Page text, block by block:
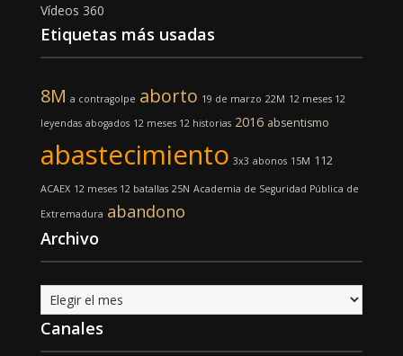
Vídeos 360
Etiquetas más usadas
8M a contragolpe aborto 19 de marzo 22M 12 meses 12
leyendas abogados 12 meses 12 historias 2016 absentismo
abastecimiento 3x3 abonos 15M 112
ACAEX 12 meses 12 batallas 25N Academia de Seguridad Pública de
Extremadura abandono
Archivo
Archivo
Canales